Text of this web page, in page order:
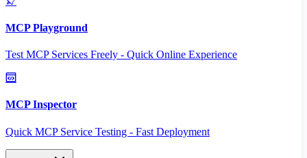
MCP Playground
Test MCP Services Freely - Quick Online Experience
MCP Inspector
Quick MCP Service Testing - Fast Deployment